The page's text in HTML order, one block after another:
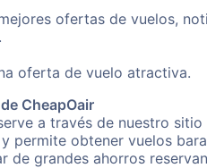
ofertas de vuelos,
oferta de vuelo atractiva.
CheapOair
a través de nuestro
permite obtener vuelos
grandes ahorros